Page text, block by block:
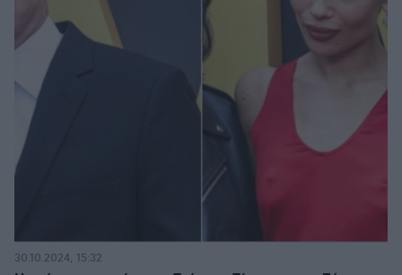
30.10.2024, 15:32